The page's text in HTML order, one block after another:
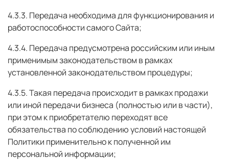
4.3.3. Передача необходима для функционирования и
работоспособности самого Сайта;
4.3.4. Передача предусмотрена российским или иным
применимым законодательством в рамках
установленной законодательством процедуры;
4.3.5. Такая передача происходит в рамках продажи
или иной передачи бизнеса (полностью или в части),
при этом к приобретателю переходят все
обязательства по соблюдению условий настоящей
Политики применительно к полученной им
персональной информации;